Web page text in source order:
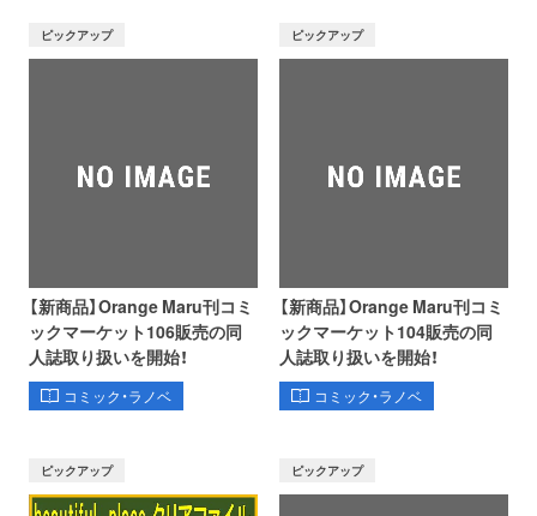
ピックアップ
【新商品】Orange Maru刊コミ
ックマーケット106販売の同
人誌取り扱いを開始！
コミック・ラノベ
ピックアップ
【新商品】Orange Maru刊コミ
ックマーケット104販売の同
人誌取り扱いを開始！
コミック・ラノベ
ピックアップ ピックアップ